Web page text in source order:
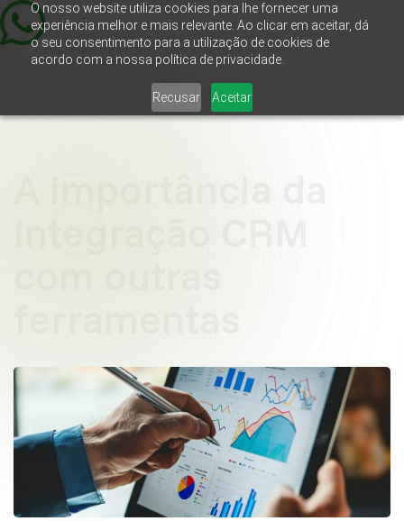
O nosso website utiliza cookies para lhe fornecer uma
experiência melhor e mais relevante. Ao clicar em aceitar, dá
o seu consentimento para a utilização de cookies de
acordo com a nossa política de privacidade.
Recusar Aceitar